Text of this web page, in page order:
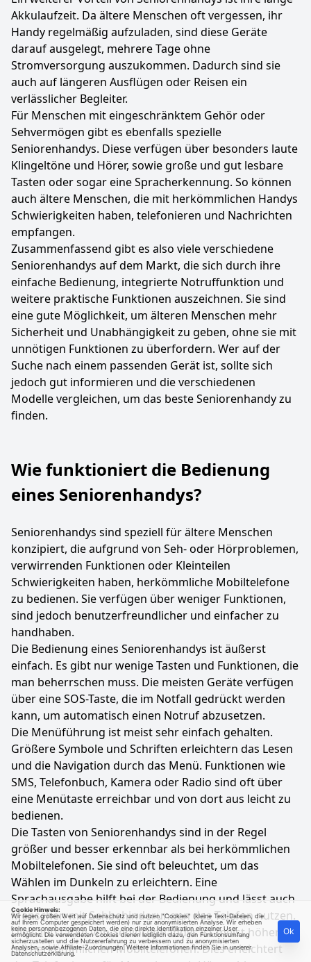
Akkulaufzeit. Da ältere Menschen oft vergessen, ihr
Handy regelmäßig aufzuladen, sind diese Geräte
darauf ausgelegt, mehrere Tage ohne
Stromversorgung auszukommen. Dadurch sind sie
auch auf längeren Ausflügen oder Reisen ein
verlässlicher Begleiter.
Für Menschen mit eingeschränktem Gehör oder
Sehvermögen gibt es ebenfalls spezielle
Seniorenhandys. Diese verfügen über besonders laute
Klingeltöne und Hörer, sowie große und gut lesbare
Tasten oder sogar eine Spracherkennung. So können
auch ältere Menschen, die mit herkömmlichen Handys
Schwierigkeiten haben, telefonieren und Nachrichten
empfangen.
Zusammenfassend gibt es also viele verschiedene
Seniorenhandys auf dem Markt, die sich durch ihre
einfache Bedienung, integrierte Notruffunktion und
weitere praktische Funktionen auszeichnen. Sie sind
eine gute Möglichkeit, um älteren Menschen mehr
Sicherheit und Unabhängigkeit zu geben, ohne sie mit
unnötigen Funktionen zu überfordern. Wer auf der
Suche nach einem passenden Gerät ist, sollte sich
jedoch gut informieren und die verschiedenen
Modelle vergleichen, um das beste Seniorenhandy zu
finden.
Wie funktioniert die Bedienung
eines Seniorenhandys?
Seniorenhandys sind speziell für ältere Menschen
konzipiert, die aufgrund von Seh- oder Hörproblemen,
verwirrenden Funktionen oder Kleinteilen
Schwierigkeiten haben, herkömmliche Mobiltelefone
zu bedienen. Sie verfügen über weniger Funktionen,
sind jedoch benutzerfreundlicher und einfacher zu
handhaben.
Die Bedienung eines Seniorenhandys ist äußerst
einfach. Es gibt nur wenige Tasten und Funktionen, die
man beherrschen muss. Die meisten Geräte verfügen
über eine SOS-Taste, die im Notfall gedrückt werden
kann, um automatisch einen Notruf abzusetzen.
Die Menüführung ist meist sehr einfach gehalten.
Größere Symbole und Schriften erleichtern das Lesen
und die Navigation durch das Menü. Funktionen wie
SMS, Telefonbuch, Kamera oder Radio sind oft über
eine Menütaste erreichbar und von dort aus leicht zu
bedienen.
Die Tasten von Seniorenhandys sind in der Regel
größer und besser erkennbar als bei herkömmlichen
Mobiltelefonen. Sie sind oft beleuchtet, um das
Wählen im Dunkeln zu erleichtern. Eine
Sprachausgabe hilft bei der Bedienung und lässt auch
Menschen mit Sehbehinderungen das Telefon nutzen.
Die Lautstärke von Seniorenhandys ist meist höher als
bei herkömmlichen Mobiltelefonen. Dies erleichtert
Cookie Hinweis:
Wir legen großen Wert auf Datenschutz und nutzen "Cookies" (kleine Text-Dateien, die
auf Ihrem Computer gespeichert werden) nur zur anonymisierten Analyse. Wir erheben
keine personenbezogenen Daten, die eine direkte Identifikation einzelner User
ermöglicht. Die verwendeten Cookies dienen lediglich dazu, den Funktionsumfang
sicherzustellen und die Nutzererfahrung zu verbessern und zu anonymisierten
Analysen, sowie Affiliate-Zuordnungen. Weitere Informationen finden Sie in unserer
Datenschutzerklärung
Ok